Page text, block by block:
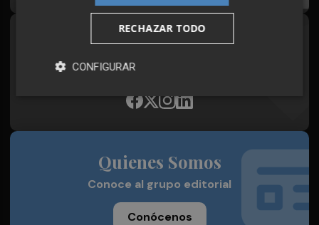
Síguenos en redes
Plaza Podcast, desde cualquier medio
Quienes Somos
Conoce al grupo editorial
Conócenos
RECHAZAR TODO
CONFIGURAR